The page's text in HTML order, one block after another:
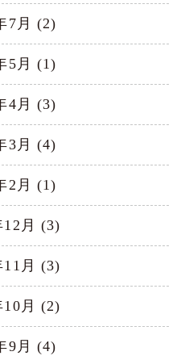
7月 (2)
5月 (1)
4月 (3)
3月 (4)
2月 (1)
12月 (3)
11月 (3)
10月 (2)
9月 (4)